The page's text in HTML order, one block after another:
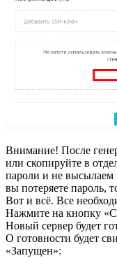
Внимание! После
или скопируйте в
пароли и не высылаем
вы потеряете пароль,
Вот и всё. Все
Нажмите на кнопку
Новый сервер будет
О готовности будет
«Запущен»: